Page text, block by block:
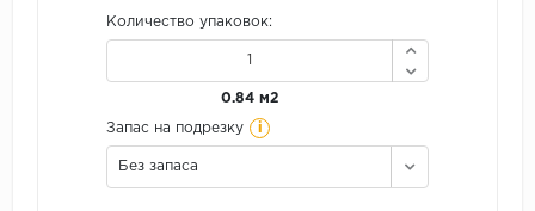
Количество упаковок:
0.84 м2
Запас на подрезку i
Без запаса